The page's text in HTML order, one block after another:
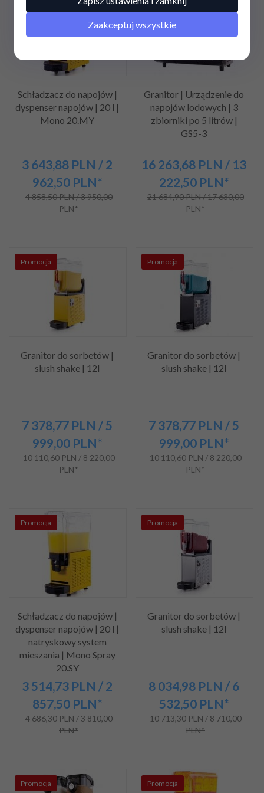
Schładzacz do napojów |
dyspenser napojów | 20 l |
Mono 20.MY
3 643,88 PLN / 2
962,50 PLN*
4 858,50 PLN / 3 950,00
PLN*
Granitor | Urządzenie do
napojów lodowych | 3
zbiorniki po 5 litrów |
GS5-3
16 263,68 PLN / 13
222,50 PLN*
21 684,90 PLN / 17 630,00
PLN*
Promocja
Granitor do sorbetów |
slush shake | 12l
7 378,77 PLN / 5
999,00 PLN*
10 110,60 PLN / 8 220,00
PLN*
Promocja
Granitor do sorbetów |
slush shake | 12l
7 378,77 PLN / 5
999,00 PLN*
10 110,60 PLN / 8 220,00
PLN*
Promocja
Schładzacz do napojów |
dyspenser napojów | 20 l |
natryskowy system
mieszania | Mono Spray
20.SY
3 514,73 PLN / 2
857,50 PLN*
4 686,30 PLN / 3 810,00
PLN*
Promocja
Granitor do sorbetów |
slush shake | 12l
8 034,98 PLN / 6
532,50 PLN*
10 713,30 PLN / 8 710,00
PLN*
Promocja Promocja
Zaakceptuj wszystkie